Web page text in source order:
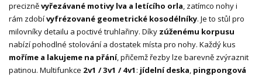
precizněvyřezávané motivy lva a letícího orla, zatímco nohy i
rám zdobívyfrézované geometrické kosodélníky. Je to stůl pro
milovníky detailu a poctivé truhlařiny. Díky zúženému korpusu
nabízí pohodlné stolování a dostatek místa pro nohy. Každý kus
moříme a lakujeme na přání, přičemž řezby lze barevně zvýraznit
patinou. Multifunkce 2v1 / 3v1 / 4v1 : jídelní deska, pingpongová